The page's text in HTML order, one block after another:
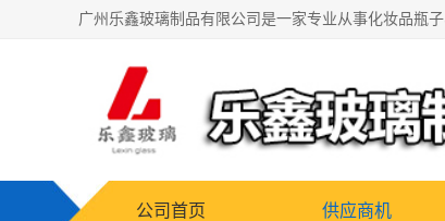
公司首页 供应商机